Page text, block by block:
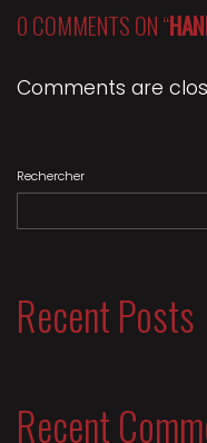
0 COMMENTS ON “
Comments are
Rechercher
Recent Posts
Recent